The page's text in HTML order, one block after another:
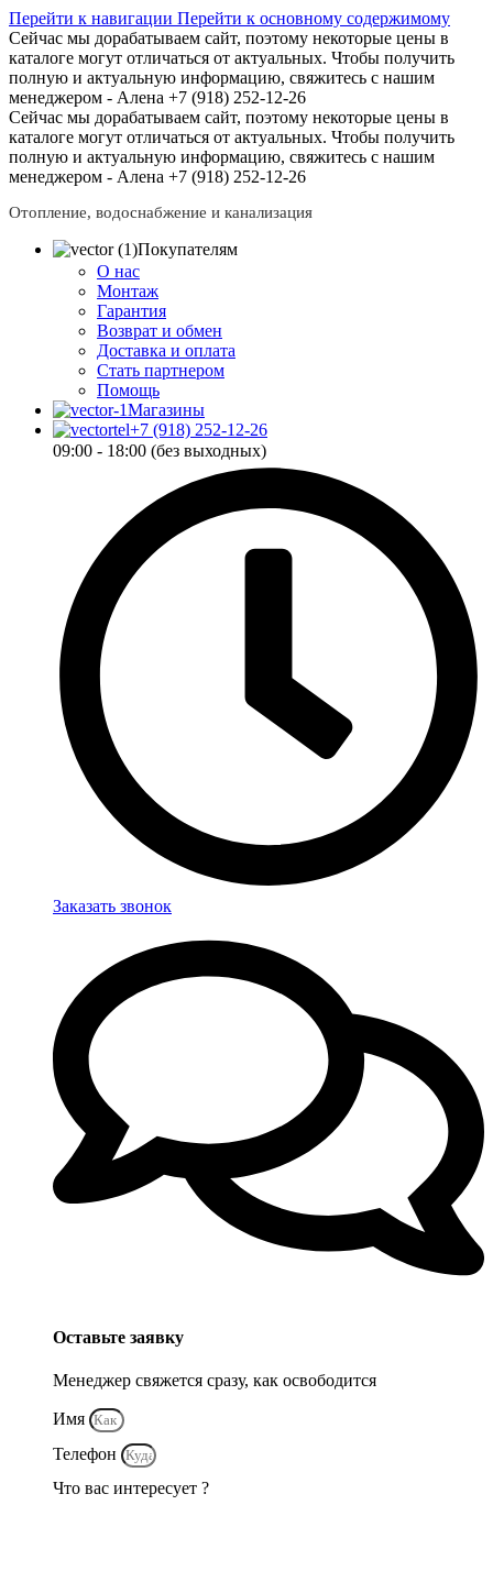
Перейти к навигации Перейти к основному содержимому
Сейчас мы дорабатываем сайт, поэтому некоторые цены в
каталоге могут отличаться от актуальных. Чтобы получить
полную и актуальную информацию, свяжитесь с нашим
менеджером - Алена +7 (918) 252-12-26
Сейчас мы дорабатываем сайт, поэтому некоторые цены в
каталоге могут отличаться от актуальных. Чтобы получить
полную и актуальную информацию, свяжитесь с нашим
менеджером - Алена +7 (918) 252-12-26
Отопление, водоснабжение и канализация
Покупателям
О нас
Монтаж
Гарантия
Возврат и обмен
Доставка и оплата
Стать партнером
Помощь
Магазины
+7 (918) 252-12-26
09:00 - 18:00 (без выходных)
Заказать звонок
Оставьте заявку
Менеджер свяжется сразу, как освободится
Имя
Телефон
Что вас интересует ?